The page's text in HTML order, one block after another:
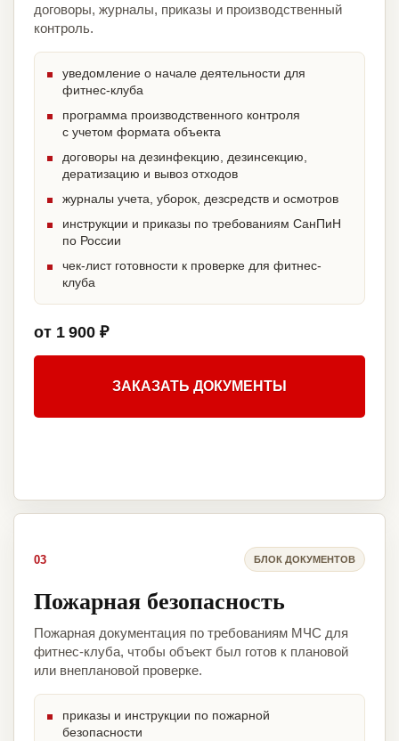
договоры, журналы, приказы и производственный
контроль.
уведомление о начале деятельности для
фитнес-клуба
программа производственного контроля
с учетом формата объекта
договоры на дезинфекцию, дезинсекцию,
дератизацию и вывоз отходов
журналы учета, уборок, дезсредств и осмотров
инструкции и приказы по требованиям СанПиН
по России
чек-лист готовности к проверке для фитнес-
клуба
от 1 900 ₽
ЗАКАЗАТЬ ДОКУМЕНТЫ
03 БЛОК ДОКУМЕНТОВ
Пожарная безопасность
Пожарная документация по требованиям МЧС для
фитнес-клуба, чтобы объект был готов к плановой
или внеплановой проверке.
приказы и инструкции по пожарной
безопасности